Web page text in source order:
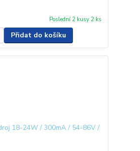
Poslední 2 kusy 2 ks
Přidat do košíku